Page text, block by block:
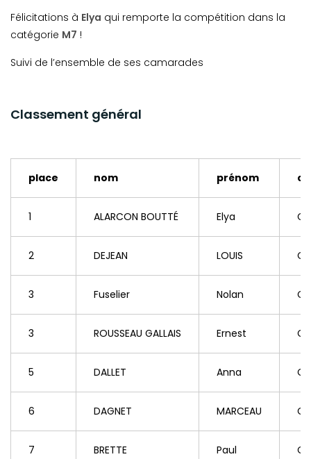
Félicitations à Elya qui remporte la compétition dans la
catégorie M7 !
Suivi de l’ensemble de ses camarades
Classement général
place nom prénom
1 ALARCON BOUTTÉ Elya
2 DEJEAN LOUIS
3 Fuselier Nolan
3 ROUSSEAU GALLAIS Ernest
5 DALLET Anna
6 DAGNET MARCEAU
7 BRETTE Paul